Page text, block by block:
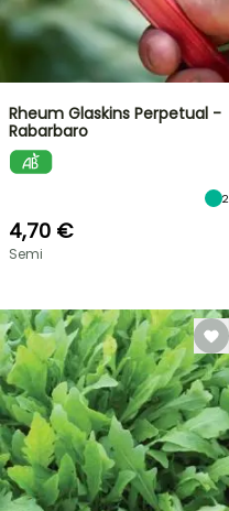
Rheum Glaskins Perpetual -
Rabarbaro
2
4,70 €
Semi